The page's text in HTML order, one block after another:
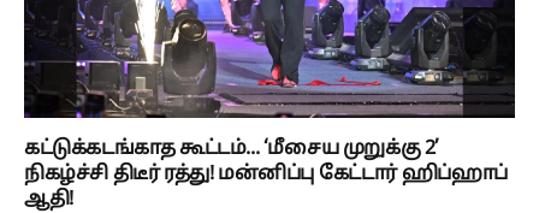
கட்டுக்கடங்காத கூட்டம்... ‘மீசைய முறுக்கு 2’
நிகழ்ச்சி திடீர் ரத்து! மன்னிப்பு கேட்டார் ஹிப்ஹாப்
ஆதி!